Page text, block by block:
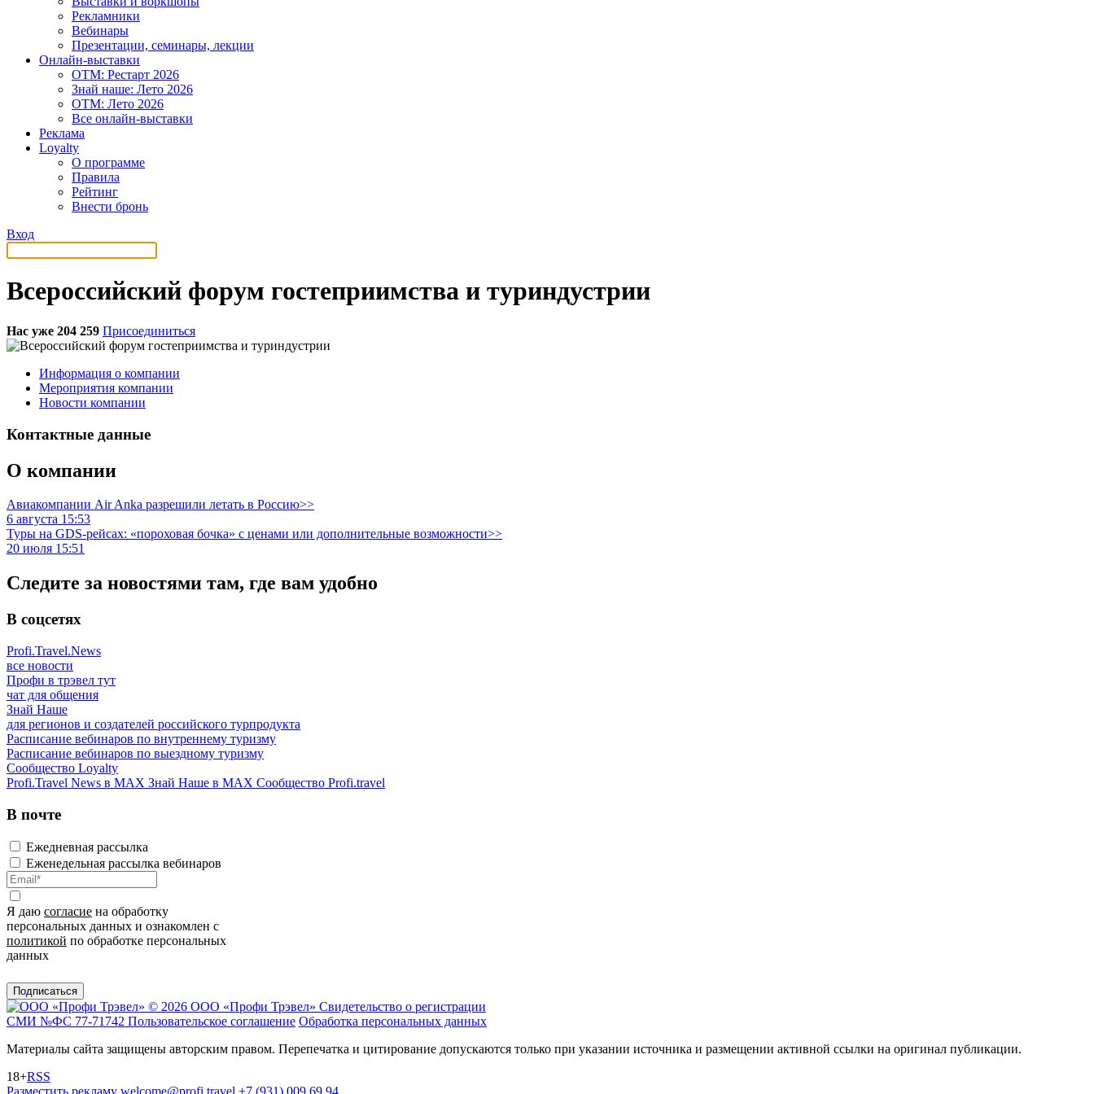
Рекламники
Вебинары
Презентации, семинары, лекции
Онлайн-выставки
OTM: Рестарт 2026
Знай наше: Лето 2026
OTM: Лето 2026
Все онлайн-выставки
Реклама
Loyalty
О программе
Правила
Рейтинг
Внести бронь
Вход
Всероссийский форум гостеприимства и туриндустрии
Нас уже 204 259 Присоединиться
Информация о компании
Мероприятия компании
Новости компании
Контактные данные
О компании
Авиакомпании Air Anka разрешили летать в Россию>>
6 августа 15:53
Туры на GDS-рейсах: «пороховая бочка» с ценами или дополнительные возможности>>
20 июля 15:51
Следите за новостями там, где вам удобно
В соцсетях
Profi.Travel.News
все новости
Профи в трэвел тут
чат для общения
Знай Наше
для регионов и создателей российского турпродукта
Расписание вебинаров по внутреннему туризму
Расписание вебинаров по выездному туризму
Сообщество Loyalty
Profi.Travel News в MAX Знай Наше в MAX Сообщество Profi.travel
В почте
Ежедневная рассылка
Еженедельная рассылка вебинаров
Я даю согласие на обработку
персональных данных и ознакомлен с
политикой по обработке персональных
данных
Подписаться
© 2026 ООО «Профи Трэвeл» Свидетельство о регистрации
СМИ №ФС 77-71742 Пользовательское соглашение Обработка персональных данных
Материалы сайта защищены авторским правом. Перепечатка и цитирование допускаются только при указании источника и размещении активной ссылки на оригинал публикации.
18+RSS